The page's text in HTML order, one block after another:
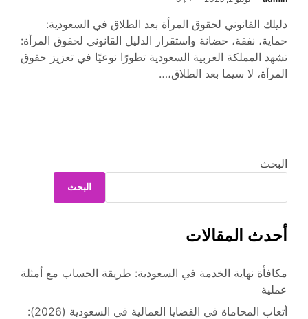
دليلك القانوني لحقوق المرأة بعد الطلاق في السعودية:
حماية، نفقة، حضانة واستقرار الدليل القانوني لحقوق المرأة:
تشهد المملكة العربية السعودية تطورًا نوعيًا في تعزيز حقوق
المرأة، لا سيما بعد الطلاق،…
البحث
البحث
أحدث المقالات
مكافأة نهاية الخدمة في السعودية: طريقة الحساب مع أمثلة
عملية
أتعاب المحاماة في القضايا العمالية في السعودية (2026):